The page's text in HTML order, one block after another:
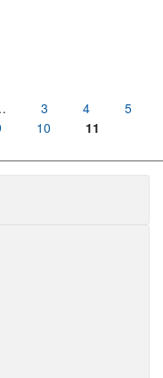
3 4
5
10 11